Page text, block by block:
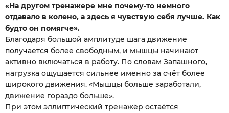
«На другом тренажере мне почему-то немного
отдавало в колено, а здесь я чувствую себя лучше. Как
будто он помягче».
Благодаря большой амплитуде шага движение
получается более свободным, и мышцы начинают
активно включаться в работу. По словам Запашного,
нагрузка ощущается сильнее именно за счёт более
широкого движения. «Мышцы больше заработали,
движение гораздо больше».
При этом эллиптический тренажёр остаётся